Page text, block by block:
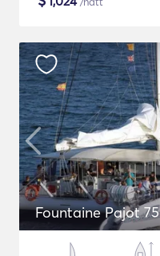
Fountaine Pajot 75